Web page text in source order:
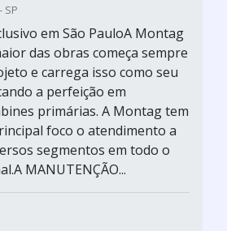
SP
em São PauloA Montag
das obras começa sempre
e carrega isso como seu
a perfeição em
primárias. A Montag tem
foco o atendimento a
segmentos em todo o
MANUTENÇÃO...